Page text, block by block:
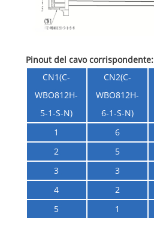
Pinout del cavo corrispondente:
CN1(C-
WBO812H-
5-1-S-N)
CN2(C-
WBO812H-
6-1-S-N)
1 6
2
5
3
3
4
2
5
1